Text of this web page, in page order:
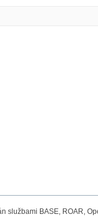
službami BASE, ROAR,